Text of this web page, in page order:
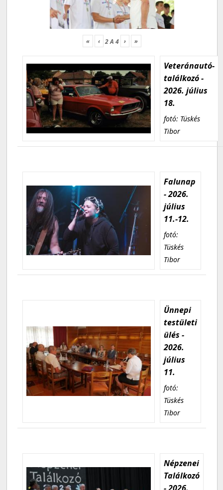
« ‹ 2A 4 › »
Veteránautó-
találkozó -
2026. július
18.
fotó: Tüskés
Tibor
Falunap
- 2026.
július
11.-12.
fotó:
Tüskés
Tibor
Ünnepi
testületi
ülés -
2026.
július
11.
fotó:
Tüskés
Tibor
Népzenei
Találkozó